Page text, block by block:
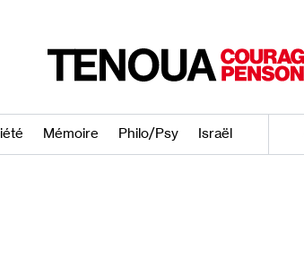
Mémoire Philo/​Psy Israël